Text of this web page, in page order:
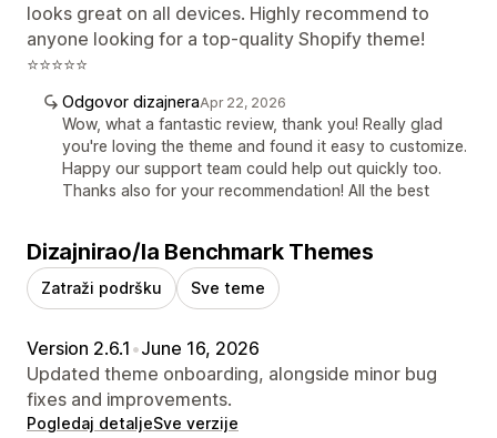
looks great on all devices. Highly recommend to
anyone looking for a top-quality Shopify theme!
⭐⭐⭐⭐⭐
Odgovor dizajneraApr 22, 2026
Wow, what a fantastic review, thank you! Really glad
you're loving the theme and found it easy to customize.
Happy our support team could help out quickly too.
Thanks also for your recommendation! All the best
Dizajnirao/la Benchmark Themes
Zatraži podršku Sve teme
Version 2.6.1 •June 16, 2026
Updated theme onboarding, alongside minor bug
fixes and improvements.
Pogledaj detaljeSve verzije